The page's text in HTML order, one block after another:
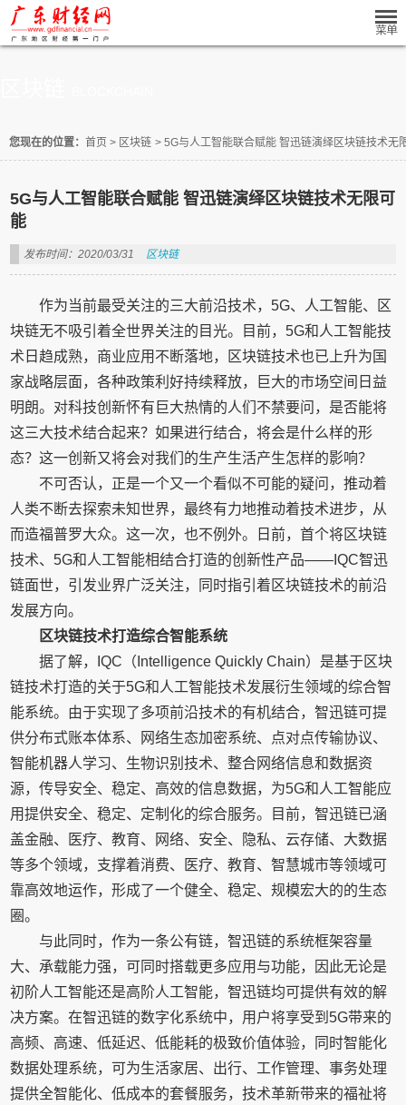
您现在的位置： 首页 > 区块链 > 5G与人工智能联合赋能 智迅链演绎区块链技术无
5G与人工智能联合赋能 智迅链演绎区块链技术无限可
能
发布时间：2020/03/31 区块链
作为当前最受关注的三大前沿技术，5G、人工智能、区
块链无不吸引着全世界关注的目光。目前，5G和人工智能技
术日趋成熟，商业应用不断落地，区块链技术也已上升为国
家战略层面，各种政策利好持续释放，巨大的市场空间日益
明朗。对科技创新怀有巨大热情的人们不禁要问，是否能将
这三大技术结合起来？如果进行结合，将会是什么样的形
态？这一创新又将会对我们的生产生活产生怎样的影响？
不可否认，正是一个又一个看似不可能的疑问，推动着
人类不断去探索未知世界，最终有力地推动着技术进步，从
而造福普罗大众。这一次，也不例外。日前，首个将区块链
技术、5G和人工智能相结合打造的创新性产品——IQC智迅
链面世，引发业界广泛关注，同时指引着区块链技术的前沿
发展方向。
区块链技术打造综合智能系统
据了解，IQC（Intelligence Quickly Chain）是基于区块
链技术打造的关于5G和人工智能技术发展衍生领域的综合智
能系统。由于实现了多项前沿技术的有机结合，智迅链可提
供分布式账本体系、网络生态加密系统、点对点传输协议、
智能机器人学习、生物识别技术、整合网络信息和数据资
源，传导安全、稳定、高效的信息数据，为5G和人工智能应
用提供安全、稳定、定制化的综合服务。目前，智迅链已涵
盖金融、医疗、教育、网络、安全、隐私、云存储、大数据
等多个领域，支撑着消费、医疗、教育、智慧城市等领域可
靠高效地运作，形成了一个健全、稳定、规模宏大的的生态
圈。
与此同时，作为一条公有链，智迅链的系统框架容量
大、承载能力强，可同时搭载更多应用与功能，因此无论是
初阶人工智能还是高阶人工智能，智迅链均可提供有效的解
决方案。在智迅链的数字化系统中，用户将享受到5G带来的
高频、高速、低延迟、低能耗的极致价值体验，同时智能化
数据处理系统，可为生活家居、出行、工作管理、事务处理
提供全智能化、低成本的套餐服务，技术革新带来的福祉将